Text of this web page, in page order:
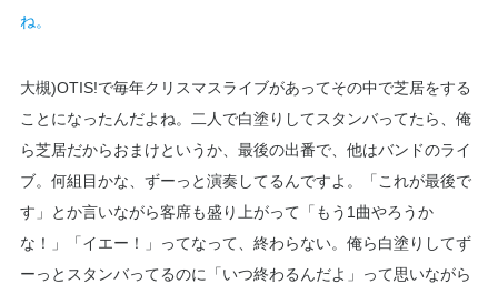
ね。
大槻)OTIS!で毎年クリスマスライブがあってその中で芝居をする
ことになったんだよね。二人で白塗りしてスタンバってたら、俺
ら芝居だからおまけというか、最後の出番で、他はバンドのライ
ブ。何組目かな、ずーっと演奏してるんですよ。「これが最後で
す」とか言いながら客席も盛り上がって「もう1曲やろうか
な！」「イエー！」ってなって、終わらない。俺ら白塗りしてず
ーっとスタンバってるのに「いつ終わるんだよ」って思いながら